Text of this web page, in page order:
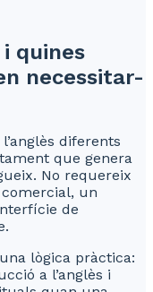
quines
necessitar-
diferents
que genera
No requereix
un
de
lògica pràctica:
a l’anglès i